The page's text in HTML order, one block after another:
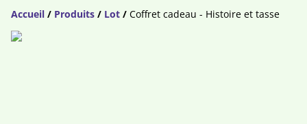
Accueil / Produits / Lot / Coffret cadeau - Histoire et tasse